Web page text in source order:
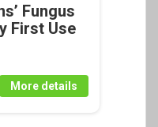
Fungus
First Use
More details